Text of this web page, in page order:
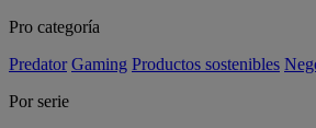
Pro categoría
Predator Gaming Productos sostenibles
Por serie